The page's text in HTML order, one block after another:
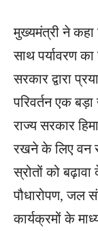
मुख्यमंत्री ने
साथ पर्यावरण
सरकार द्वारा
परिवर्तन एक
राज्य सरकार
रखने के लिए वन
स्रोतों को
पौधारोपण, जल
कार्यक्रमों के